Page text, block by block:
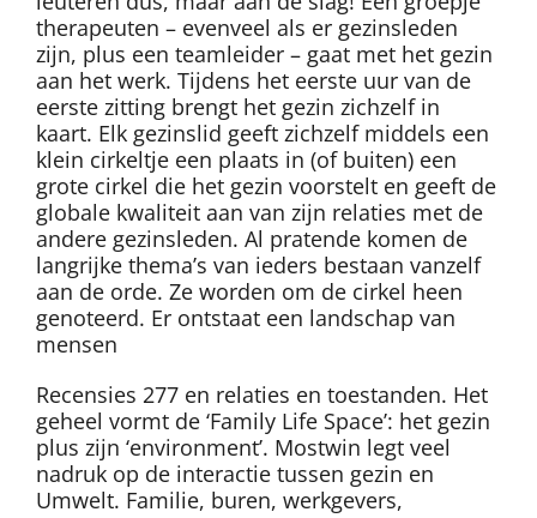
therapeuten – evenveel als er gezinsleden
zijn, plus een teamleider – gaat met het gezin
aan het werk. Tijdens het eerste uur van de
eerste zitting brengt het gezin zichzelf in
kaart. Elk gezinslid geeft zichzelf middels een
klein cirkeltje een plaats in (of buiten) een
grote cirkel die het gezin voorstelt en geeft de
globale kwaliteit aan van zijn relaties met de
andere gezinsleden. Al pratende komen de
langrijke thema’s van ieders bestaan vanzelf
aan de orde. Ze worden om de cirkel heen
genoteerd. Er ontstaat een landschap van
mensen
Recensies 277 en relaties en toestanden. Het
geheel vormt de ‘Family Life Space’: het gezin
plus zijn ‘environment’. Mostwin legt veel
nadruk op de interactie tussen gezin en
Umwelt. Familie, buren, werkgevers,